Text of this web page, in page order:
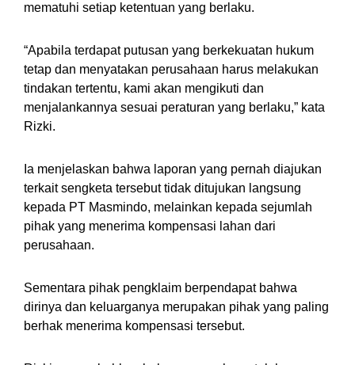
mematuhi setiap ketentuan yang berlaku.
“Apabila terdapat putusan yang berkekuatan hukum
tetap dan menyatakan perusahaan harus melakukan
tindakan tertentu, kami akan mengikuti dan
menjalankannya sesuai peraturan yang berlaku,” kata
Rizki.
Ia menjelaskan bahwa laporan yang pernah diajukan
terkait sengketa tersebut tidak ditujukan langsung
kepada PT Masmindo, melainkan kepada sejumlah
pihak yang menerima kompensasi lahan dari
perusahaan.
Sementara pihak pengklaim berpendapat bahwa
dirinya dan keluarganya merupakan pihak yang paling
berhak menerima kompensasi tersebut.